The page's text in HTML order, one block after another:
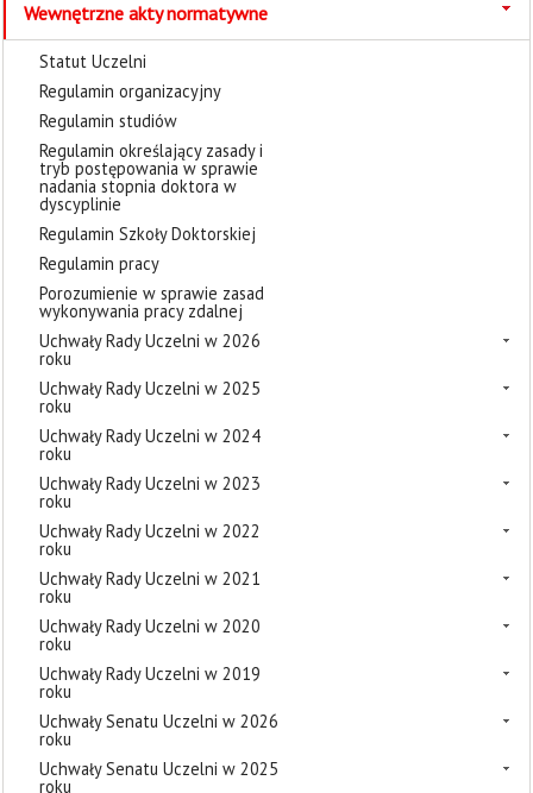
Wewnętrzne akty normatywne
Statut Uczelni
Regulamin organizacyjny
Regulamin studiów
Regulamin określający zasady i
tryb postępowania w sprawie
nadania stopnia doktora w
dyscyplinie
Regulamin Szkoły Doktorskiej
Regulamin pracy
Porozumienie w sprawie zasad
wykonywania pracy zdalnej
Uchwały Rady Uczelni w 2026
roku
Uchwały Rady Uczelni w 2025
roku
Uchwały Rady Uczelni w 2024
roku
Uchwały Rady Uczelni w 2023
roku
Uchwały Rady Uczelni w 2022
roku
Uchwały Rady Uczelni w 2021
roku
Uchwały Rady Uczelni w 2020
roku
Uchwały Rady Uczelni w 2019
roku
Uchwały Senatu Uczelni w 2026
roku
Uchwały Senatu Uczelni w 2025
roku